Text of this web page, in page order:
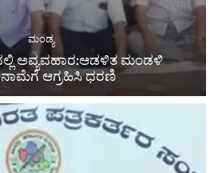
ಮಂಡ್ಯ
ಅವ್ಯವಹಾರ:ಆಡಳಿತ ಮಂಡಳಿ
ಆಗ್ರಹಿಸಿ ಧರಣಿ